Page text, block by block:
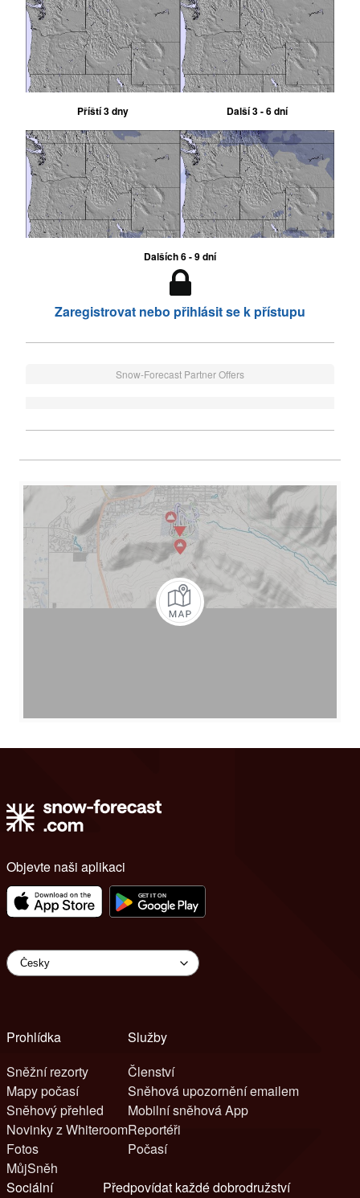
Příští 3 dny Další 3 - 6 dní
Dalších 6 - 9 dní
Zaregistrovat nebo přihlásit se k přístupu
Snow-Forecast Partner Offers
Objevte naši aplikaci
Prohlídka
Sněžní rezorty
Mapy počasí
Sněhový přehled
Novinky z Whiteroom
Fotos
MůjSněh
Služby
Členství
Sněhová upozornění emailem
Mobilní sněhová App
Reportéři
Počasí
Sociální
Předpovídat každé dobrodružství